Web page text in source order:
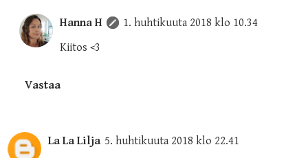
Hanna H
1. huhtikuuta 2018 klo 10.34
Kiitos <3
Vastaa
La La Lilja 5. huhtikuuta 2018 klo 22.41